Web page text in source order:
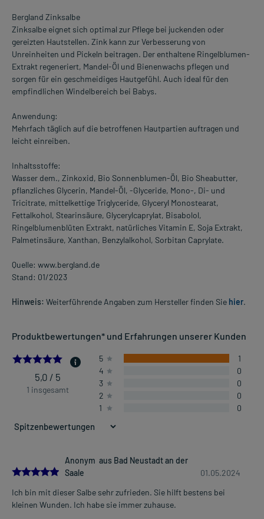
Bergland Zinksalbe
Zinksalbe eignet sich optimal zur Pflege bei juckenden oder
gereizten Hautstellen. Zink kann zur Verbesserung von
Unreinheiten und Pickeln beitragen. Der enthaltene Ringelblumen-
Extrakt regeneriert, Mandel-Öl und Bienenwachs pflegen und
sorgen für ein geschmeidiges Hautgefühl. Auch ideal für den
empfindlichen Windelbereich bei Babys.
Anwendung:
Mehrfach täglich auf die betroffenen Hautpartien auftragen und
leicht einreiben.
Inhaltsstoffe:
Wasser dem., Zinkoxid, Bio Sonnenblumen-Öl, Bio Sheabutter,
pflanzliches Glycerin, Mandel-Öl, -Glyceride, Mono-, Di- und
Tricitrate, mittelkettige Triglyceride, Glyceryl Monostearat,
Fettalkohol, Stearinsäure, Glycerylcaprylat, Bisabolol,
Ringelblumenblüten Extrakt, natürliches Vitamin E, Soja Extrakt,
Palmetinsäure, Xanthan, Benzylalkohol, Sorbitan Caprylate.
Quelle: www.bergland.de
Stand: 01/2023
Hinweis: Weiterführende Angaben zum Hersteller finden Sie hier.
Produktbewertungen* und Erfahrungen unserer Kunden
5.0
5,0 / 5
1 insgesamt
5
1
4
0
3
0
2
0
1
0
5.0
Anonym aus Bad Neustadt an der
Saale
01.05.2024
Ich bin mit dieser Salbe sehr zufrieden. Sie hilft bestens bei
kleinen Wunden. Ich habe sie immer zuhause.